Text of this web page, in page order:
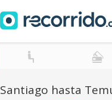
Santiago hasta